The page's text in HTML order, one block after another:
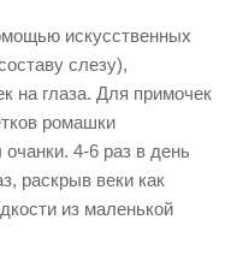
искусственных
слезу),
на глаза. Для примочек
ромашки
4-6 раз в день
раскрыв веки как
из маленькой